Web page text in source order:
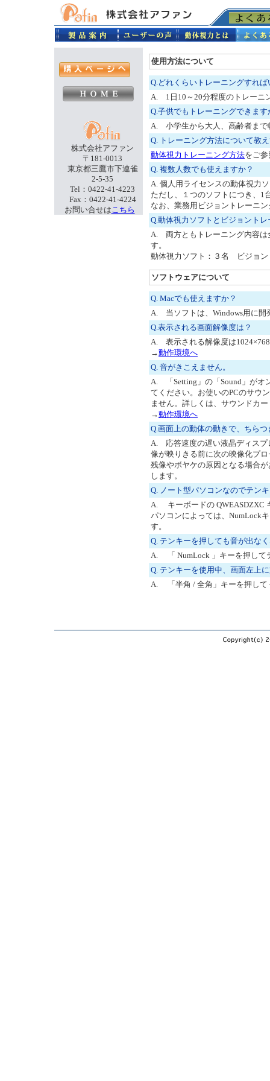
株式会社アファン
〒181-0013
東京都三鷹市下連雀
2-5-35
Tel：0422-41-4223
Fax：0422-41-4224
お問い合せはこちら
使用方法について
Q.どれくらいトレーニングすれ
A. 1日10～20分程度のトレーニ
Q.子供でもトレーニングできま
A. 小学生から大人、高齢者まで
Q. トレーニング方法について教
動体視力トレーニング方法をご
Q. 複数人数でも使えますか？
A. 個人用ライセンスの動体視力
ただし、１つのソフトにつき、1
なお、業務用ビジョントレーニ
Q.動体視力ソフトとビジョント
A. 両方ともトレーニング内容は
す。
動体視力ソフト：３名 ビジョン
ソフトウェアについて
Q. Macでも使えますか？
A. 当ソフトは、Windows用に開
Q.表示される画面解像度は？
A. 表示される解像度は
→動作環境へ
Q. 音がきこえません。
A. 「Setting」の「Sound」がオ
てください。お使いのPCのサウ
ません。詳しくは、サウンドカ
→動作環境へ
Q.画面上の動体の動きで、ちら
A. 応答速度の遅い液晶ディスプ
像が映りきる前に次の映像化プ
残像やボヤケの原因となる場合
します。
Q. ノート型パソコンなのでテン
A. キーボードの QWEASDZXC
パソコンによっては、NumLock
す。
Q. テンキーを押しても音が出な
A. 「 NumLock 」キーを押して
Q. テンキーを使用中、画面左上
A. 「半角 / 全角」キーを押して